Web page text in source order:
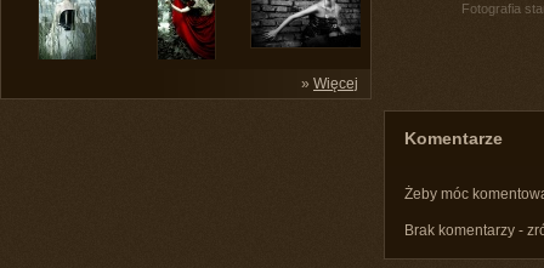
» Więcej
Fotografia
Komentarze
Żeby móc
Brak komentarzy -